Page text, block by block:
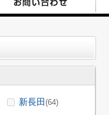
新長田(64)